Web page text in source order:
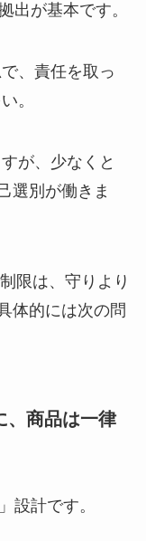
出が基本です。
、責任を取っ
。
が、少なくと
選別が働きま
限は、守りより
体的には次の問
、商品は一律
設計です。